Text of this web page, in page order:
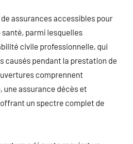
assurances accessibles pour
parmi lesquelles
civile professionnelle, qui
causés pendant la prestation de
comprennent
une assurance décès et
un spectre complet de